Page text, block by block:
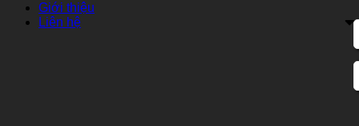
Giới thiệu
Liên hệ